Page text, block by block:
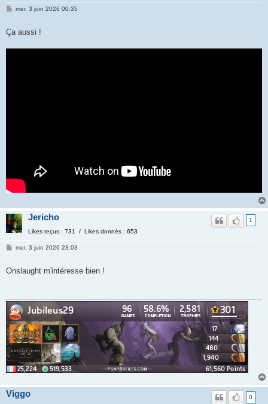
mer. 3 juin 2026 00:35
Ça aussi !
Jericho
Likes reçus : 731 / Likes donnés : 653
1
mer. 3 juin 2026 23:03
Onslaught m'intéresse bien !
Viggo 0